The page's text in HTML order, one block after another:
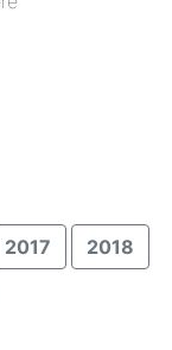
2017 2018